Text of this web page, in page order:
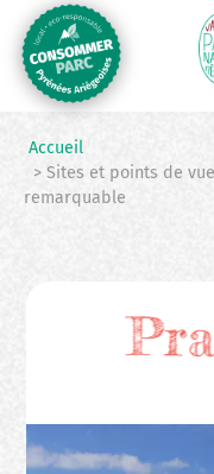
contenu
principal
Accueil
> Sites et points de
remarquable